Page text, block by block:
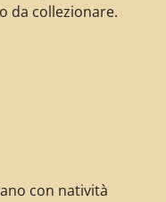
da collezionare.
con natività